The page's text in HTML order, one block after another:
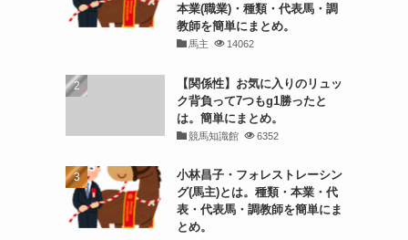
本業(職業)・種類・代表馬・調
教師を簡単にまとめ。
馬主 14062
【関係性】お気に入りのリュッ
ク背負って7つもg1勝ったと
は。簡単にまとめ。
競馬知識館 6352
小林昌子・フォレストレーシン
グ(馬主)とは。種類・本業・代
表・代表馬・調教師を簡単にま
とめ。